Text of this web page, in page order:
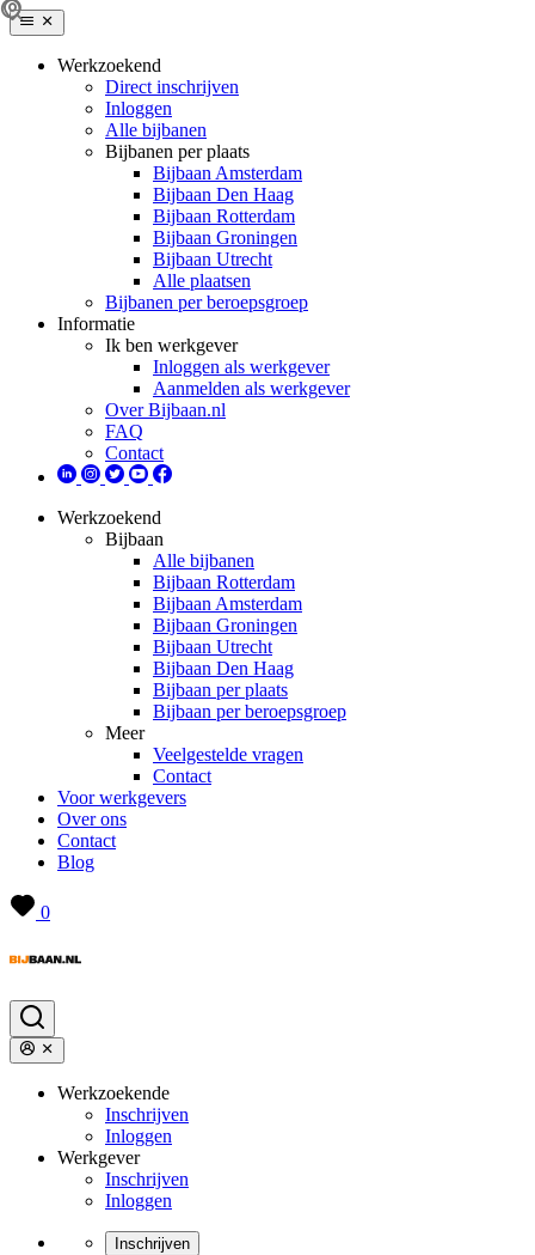
Werkzoekend
Direct inschrijven
Inloggen
Alle bijbanen
Bijbanen per plaats
Bijbaan Amsterdam
Bijbaan Den Haag
Bijbaan Rotterdam
Bijbaan Groningen
Bijbaan Utrecht
Alle plaatsen
Bijbanen per beroepsgroep
Informatie
Ik ben werkgever
Inloggen als werkgever
Aanmelden als werkgever
Over Bijbaan.nl
FAQ
Contact
Werkzoekend
Bijbaan
Alle bijbanen
Bijbaan Rotterdam
Bijbaan Amsterdam
Bijbaan Groningen
Bijbaan Utrecht
Bijbaan Den Haag
Bijbaan per plaats
Bijbaan per beroepsgroep
Meer
Veelgestelde vragen
Contact
Voor werkgevers
Over ons
Contact
Blog
0
Werkzoekende
Inschrijven
Inloggen
Werkgever
Inschrijven
Inloggen
Inschrijven